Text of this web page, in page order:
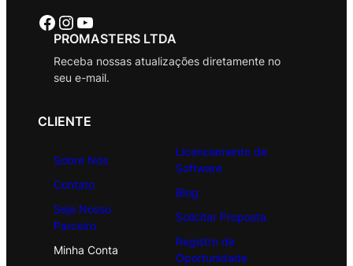
Facebook Instagram Youtube
PROMASTERS LTDA
Receba nossas atualizações diretamente no
seu e-mail.
CLIENTE
Sobre Nós
Contato
Seja Nosso
Parceiro
Minha Conta
Licenciamento de
Software
Blog
Solicitar Proposta
Registro de
Oportunidade